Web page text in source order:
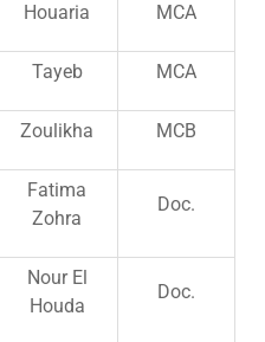
Houaria MCA
Tayeb MCA
Zoulikha MCB
Fatima
Zohra
Doc.
Nour El
Houda
Doc.